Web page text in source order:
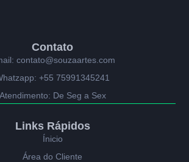
Contato
contato@souzaartes.com
+55 75991345241
Atendimento: De Seg a Sex
Links Rápidos
Ínicio
Área do Cliente